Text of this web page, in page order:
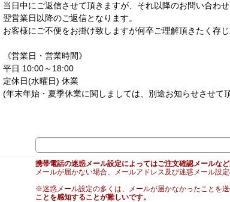
当日中にご返信させて頂きますが、それ以降のお問い合わせ
翌営業日以降のご返信となります。
お客様にご不便をお掛け致しますが何卒ご理解頂きたく存じ
《営業日・営業時間》
平日 10:00～18:00
定休日(水曜日) 休業
(年末年始・夏季休業に関しましては、別途お知らせさせて
携帯電話の迷惑メール設定によってはご注文確認メールな
メールが届かない場合、メールアドレス及び迷惑メール設
※迷惑メール設定の多くは、メールが届かなかったことを送
ことを感知することが難しいです。